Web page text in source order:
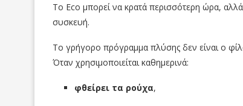
Το Eco μπορεί να κρατά περισσότερη ώρα, αλλά
συσκευή.
Το γρήγορο πρόγραμμα πλύσης δεν είναι ο
Όταν χρησιμοποιείται καθημερινά:
φθείρει τα ρούχα,